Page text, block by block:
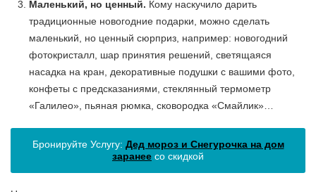
Маленький, но ценный. Кому наскучило дарить
традиционные новогодние подарки, можно сделать
маленький, но ценный сюрприз, например: новогодний
фотокристалл, шар принятия решений, светящаяся
насадка на кран, декоративные подушки с вашими фото,
конфеты с предсказаниями, стеклянный термометр
«Галилео», пьяная рюмка, сковородка «Смайлик»…
Бронируйте Услугу: Дед мороз и Снегурочка на дом
заранее со скидкой